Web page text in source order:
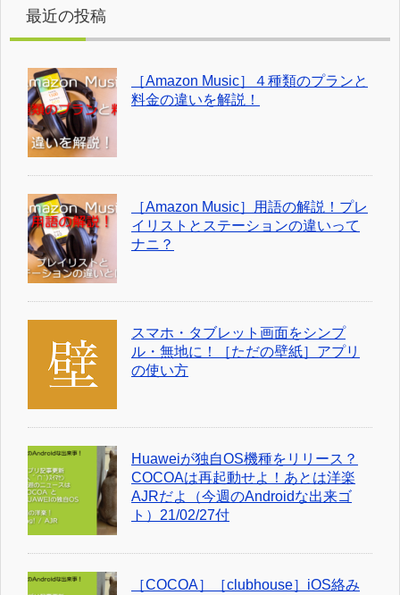
最近の投稿
［Amazon Music］４種類のプランと
料金の違いを解説！
［Amazon Music］用語の解説！プレ
イリストとステーションの違いって
ナニ？
スマホ・タブレット画面をシンプ
ル・無地に！［ただの壁紙］アプリ
の使い方
Huaweiが独自OS機種をリリース？
COCOAは再起動せよ！あとは洋楽
AJRだよ（今週のAndroidな出来ゴ
ト）21/02/27付
［COCOA］［clubhouse］iOS絡み